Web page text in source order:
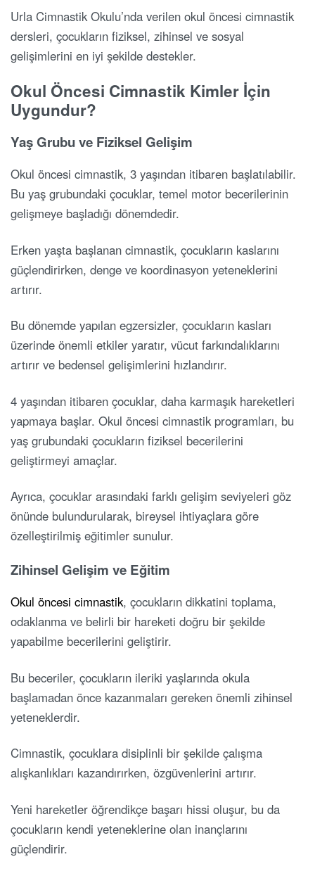
Urla Cimnastik Okulu’nda verilen okul öncesi cimnastik
dersleri, çocukların fiziksel, zihinsel ve sosyal
gelişimlerini en iyi şekilde destekler.
Okul Öncesi Cimnastik Kimler İçin
Uygundur?
Yaş Grubu ve Fiziksel Gelişim
Okul öncesi cimnastik, 3 yaşından itibaren başlatılabilir.
Bu yaş grubundaki çocuklar, temel motor becerilerinin
gelişmeye başladığı dönemdedir.
Erken yaşta başlanan cimnastik, çocukların kaslarını
güçlendirirken, denge ve koordinasyon yeteneklerini
artırır.
Bu dönemde yapılan egzersizler, çocukların kasları
üzerinde önemli etkiler yaratır, vücut farkındalıklarını
artırır ve bedensel gelişimlerini hızlandırır.
4 yaşından itibaren çocuklar, daha karmaşık hareketleri
yapmaya başlar. Okul öncesi cimnastik programları, bu
yaş grubundaki çocukların fiziksel becerilerini
geliştirmeyi amaçlar.
Ayrıca, çocuklar arasındaki farklı gelişim seviyeleri göz
önünde bulundurularak, bireysel ihtiyaçlara göre
özelleştirilmiş eğitimler sunulur.
Zihinsel Gelişim ve Eğitim
Okul öncesi cimnastik, çocukların dikkatini toplama,
odaklanma ve belirli bir hareketi doğru bir şekilde
yapabilme becerilerini geliştirir.
Bu beceriler, çocukların ileriki yaşlarında okula
başlamadan önce kazanmaları gereken önemli zihinsel
yeteneklerdir.
Cimnastik, çocuklara disiplinli bir şekilde çalışma
alışkanlıkları kazandırırken, özgüvenlerini artırır.
Yeni hareketler öğrendikçe başarı hissi oluşur, bu da
çocukların kendi yeteneklerine olan inançlarını
güçlendirir.